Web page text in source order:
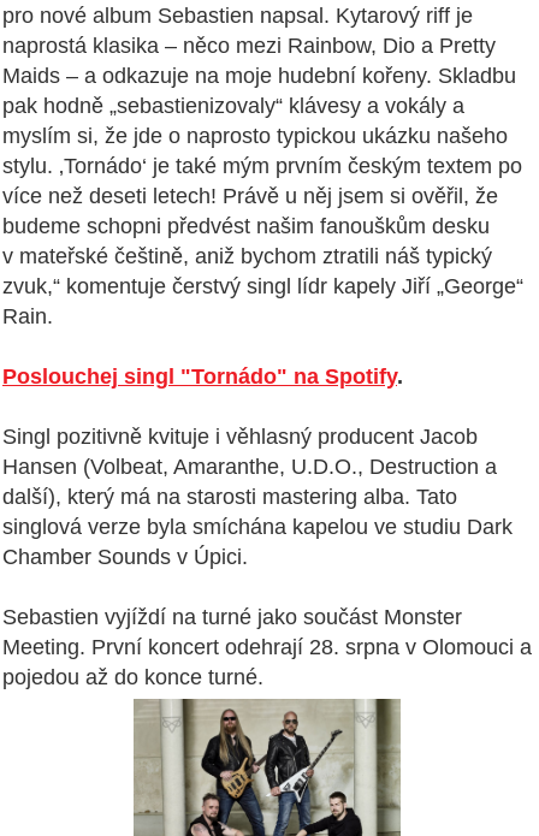
pro nové album Sebastien napsal. Kytarový riff je
naprostá klasika – něco mezi Rainbow, Dio a Pretty
Maids – a odkazuje na moje hudební kořeny. Skladbu
pak hodně „sebastienizovaly“ klávesy a vokály a
myslím si, že jde o naprosto typickou ukázku našeho
stylu. ‚Tornádo‘ je také mým prvním českým textem po
více než deseti letech! Právě u něj jsem si ověřil, že
budeme schopni předvést našim fanouškům desku
v mateřské češtině, aniž bychom ztratili náš typický
zvuk,“ komentuje čerstvý singl lídr kapely Jiří „George“
Rain.
Poslouchej singl "Tornádo" na Spotify.
Singl pozitivně kvituje i věhlasný producent Jacob
Hansen (Volbeat, Amaranthe, U.D.O., Destruction a
další), který má na starosti mastering alba. Tato
singlová verze byla smíchána kapelou ve studiu Dark
Chamber Sounds v Úpici.
Sebastien vyjíždí na turné jako součást Monster
Meeting. První koncert odehrají 28. srpna v Olomouci a
pojedou až do konce turné.